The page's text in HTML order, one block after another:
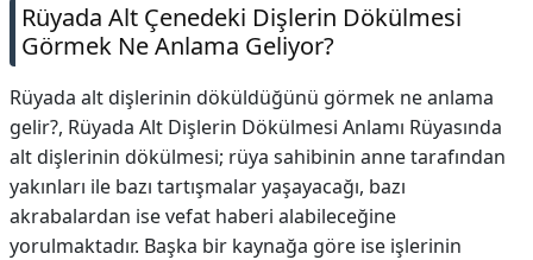
Rüyada Alt Çenedeki Dişlerin Dökülmesi
Görmek Ne Anlama Geliyor?
Rüyada alt dişlerinin döküldüğünü görmek ne anlama
gelir?, Rüyada Alt Dişlerin Dökülmesi Anlamı Rüyasında
alt dişlerinin dökülmesi; rüya sahibinin anne tarafından
yakınları ile bazı tartışmalar yaşayacağı, bazı
akrabalardan ise vefat haberi alabileceğine
yorulmaktadır. Başka bir kaynağa göre ise işlerinin